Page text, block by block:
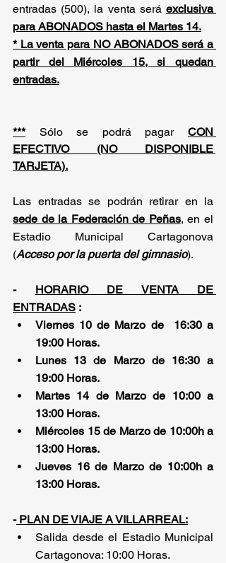
entradas (500), la venta será exclusiva
para ABONADOS hasta el Martes 14.
* La venta para NO ABONADOS será a
partir del Miércoles 15, si quedan
entradas.
*** Sólo se podrá pagar CON
EFECTIVO (NO DISPONIBLE
TARJETA).
sede de la Federación de Peñas, en el
Estadio Municipal Cartagonova
(Acceso por la puerta del gimnasio).
- HORARIO DE VENTA DE
ENTRADAS :
Viernes 10 de Marzo de  16:30 a
19:00 Horas.
Lunes 13 de Marzo de 16:30 a
19:00 Horas.
Martes 14 de Marzo de 10:00 a
13:00 Horas.
Miércoles 15 de Marzo de 10:00h a
13:00 Horas.
Jueves 16 de Marzo de 10:00h a
13:00 Horas.
- PLAN DE VIAJE A VILLARREAL:
Salida desde el Estadio Municipal
Cartagonova: 10:00 Horas.